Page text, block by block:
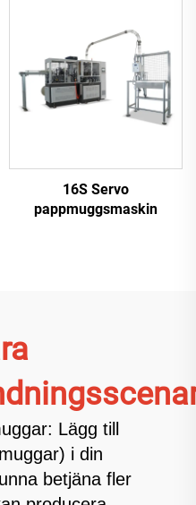
16S Servo
pappmuggsmaskin
Lägg till
i din
betjäna fler